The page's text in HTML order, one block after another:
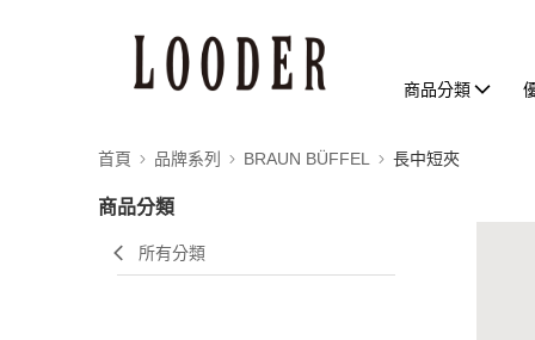
商品分類
首頁 品牌系列 BRAUN BÜFFEL 長中短夾
商品分類
所有分類